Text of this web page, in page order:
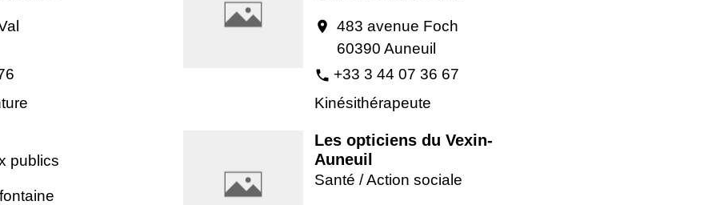
location_on 483 avenue Foch
60390 Auneuil
phone +33 3 44 07 36 67
Kinésithérapeute
publics
Les opticiens du Vexin-
Auneuil
Santé / Action sociale